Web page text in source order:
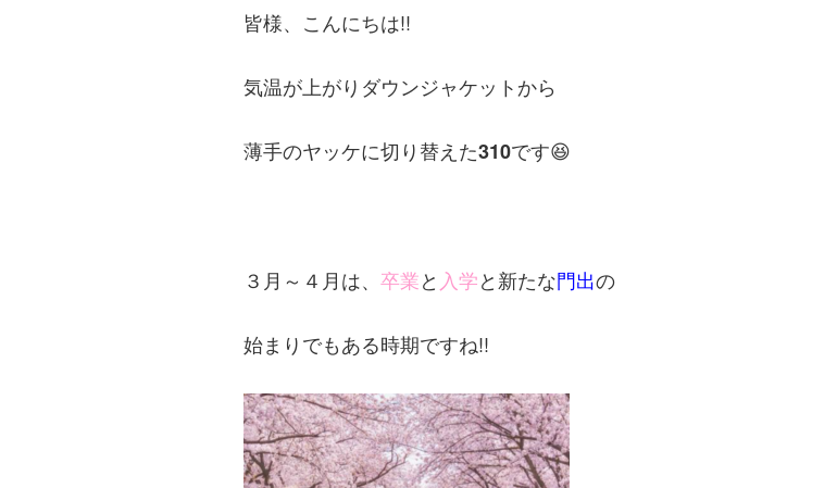
皆様、こんにちは!!
気温が上がりダウンジャケットから
薄手のヤッケに切り替えた310です😆
３月～４月は、 卒業と 入学と新たな門出の
始まりでもある時期ですね!!